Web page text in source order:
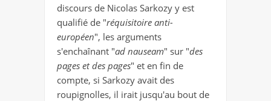
discours de Nicolas Sarkozy y est
qualifié de "réquisitoire anti-
européen", les arguments
s'enchaînant "ad nauseam" sur "des
pages et des pages" et en fin de
compte, si Sarkozy avait des
roupignolles, il irait jusqu'au bout de